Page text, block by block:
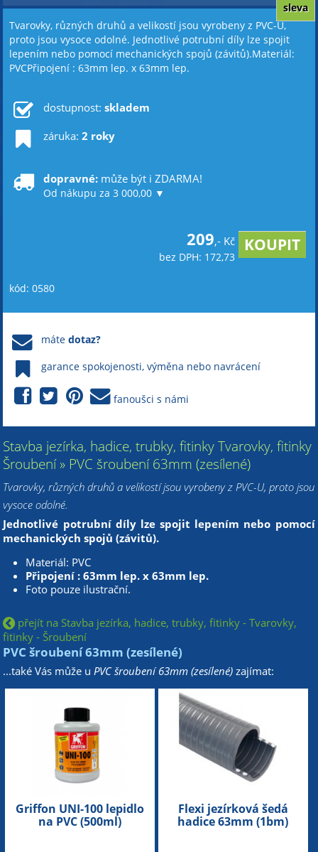
Tvarovky, různých druhů a velikostí jsou vyrobeny z PVC-U,
proto jsou vysoce odolné. Jednotlivé potrubní díly lze spojit
lepením nebo pomocí mechanických spojů (závitů).Materiál:
PVCPřipojení : 63mm lep. x 63mm lep.
sleva
dostupnost: skladem
záruka: 2 roky
dopravné: může být i ZDARMA!
Od nákupu za 3 000,00 ▼
209,- Kč
bez DPH: 172,73
kód: 0580
mátedotaz?
garance spokojenosti, výměna nebo navrácení
fanoušci s námi
Stavba jezírka, hadice, trubky, fitinky Tvarovky, fitinky
Šroubení » PVC šroubení 63mm (zesílené)
Tvarovky, různých druhů a velikostí jsou vyrobeny z PVC-U, proto jsou
vysoce odolné.
Jednotlivé potrubní díly lze spojit lepením nebo pomocí
mechanických spojů (závitů).
Materiál: PVC
Připojení : 63mm lep. x 63mm lep.
Foto pouze ilustrační.
přejít na Stavba jezírka, hadice, trubky, fitinky - Tvarovky,
fitinky - Šroubení
PVC šroubení 63mm (zesílené)
...také Vás může u PVC šroubení 63mm (zesílené) zajímat:
Griffon UNI-100 lepidlo
na PVC (500ml)
Flexi jezírková šedá
hadice 63mm (1bm)